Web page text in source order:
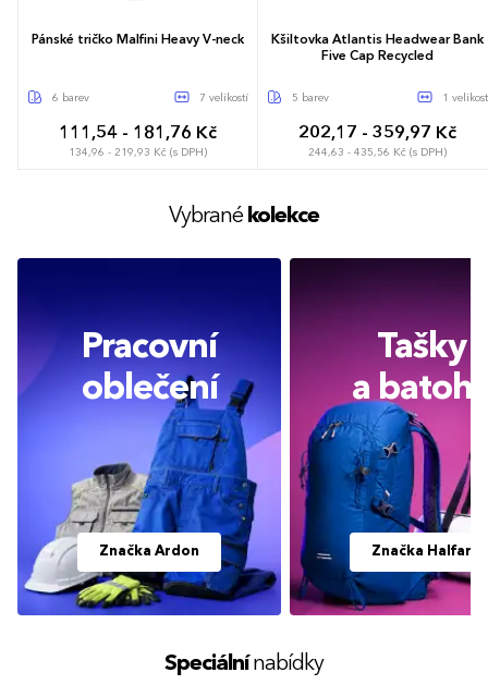
Pánské tričko Malfini Heavy V-neck
6 barev 7 velikostí
111,54 - 181,76 Kč
134,96 - 219,93 Kč (s DPH)
XXL
Kšiltovka Atlantis Headwear Bank
Five Cap Recycled
5 barev 1 velikost
202,17 - 359,97 Kč
244,63 - 435,56 Kč (s DPH)
Vybrané kolekce
Pracovní
oblečení
Značka Ardon
Tašky
a
Značka Halfar
Speciální nabídky